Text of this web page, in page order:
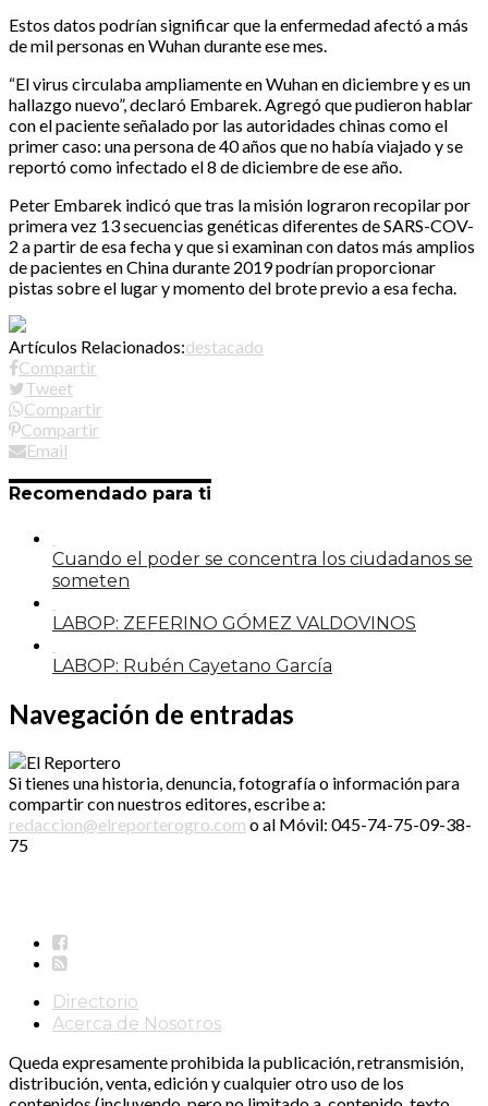
Estos datos podrían significar que la enfermedad afectó a más
de mil personas en Wuhan durante ese mes.
“El virus circulaba ampliamente en Wuhan en diciembre y es un
hallazgo nuevo”, declaró Embarek. Agregó que pudieron hablar
con el paciente señalado por las autoridades chinas como el
primer caso: una persona de 40 años que no había viajado y se
reportó como infectado el 8 de diciembre de ese año.
Peter Embarek indicó que tras la misión lograron recopilar por
primera vez 13 secuencias genéticas diferentes de SARS-COV-
2 a partir de esa fecha y que si examinan con datos más amplios
de pacientes en China durante 2019 podrían proporcionar
pistas sobre el lugar y momento del brote previo a esa fecha.
Artículos Relacionados:destacado
Compartir
Tweet
Compartir
Compartir
Email
Recomendado para ti
Cuando el poder se concentra los ciudadanos se
someten
LABOP: ZEFERINO GÓMEZ VALDOVINOS
LABOP: Rubén Cayetano García
Navegación de entradas
Si tienes una historia, denuncia, fotografía o información para
compartir con nuestros editores, escribe a:
redaccion@elreporterogro.com o al Móvil: 045-74-75-09-38-
75
Directorio
Acerca de Nosotros
Queda expresamente prohibida la publicación, retransmisión,
distribución, venta, edición y cualquier otro uso de los